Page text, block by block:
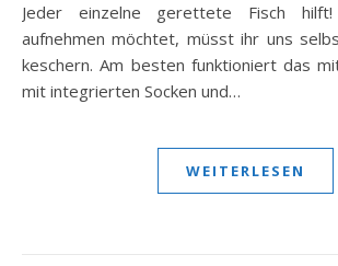
Jeder einzelne gerettete Fisch
aufnehmen möchtet, müsst ihr uns
keschern. Am besten funktioniert das
mit integrierten Socken und…
WEITERLESEN